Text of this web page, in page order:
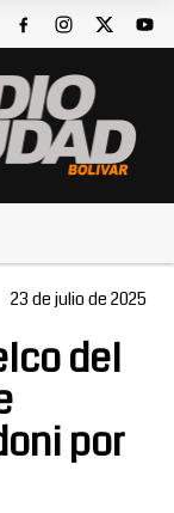
23 de julio de 2025
del
por